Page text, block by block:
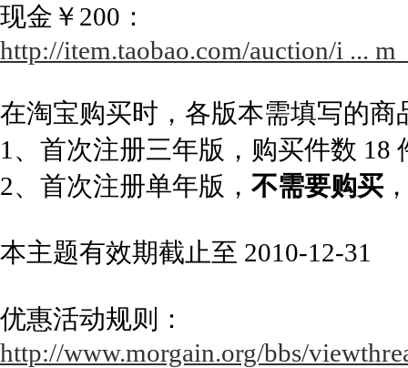
现金￥200：
http://item.taobao.com/auction/i ...
在淘宝购买时，各版本需填写的商
1、首次注册三年版，购买件数 18
2、首次注册单年版， 不需要购买
本主题有效期截止至 2010-12-31
优惠活动规则：
http://www.morgain.org/bbs/